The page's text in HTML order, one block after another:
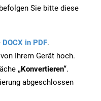
Sie bitte diese
DOCX in PDF.
Ihrem Gerät hoch.
„Konvertieren“.
abgeschlossen